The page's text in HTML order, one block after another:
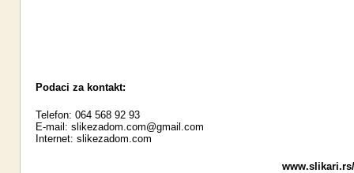
Podaci za kontakt:
Telefon: 064 568 92 93
E-mail: slikezadom.com@gmail.com
Internet: slikezadom.com